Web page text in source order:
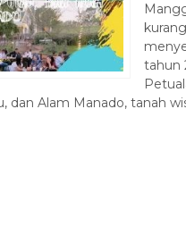
tahun
dan Alam Manado, tanah